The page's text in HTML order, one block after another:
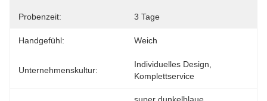
Probenzeit: 3 Tage
Handgefühl: Weich
Unternehmenskultur:
Individuelles Design,
Komplettservice